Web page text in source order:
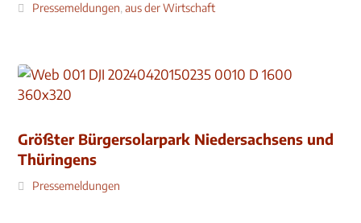
Pressemeldungen,aus der Wirtschaft
Größter Bürgersolarpark Niedersachsens und
Thüringens
Pressemeldungen